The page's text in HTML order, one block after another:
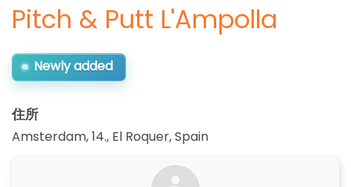
Pitch & Putt L'Ampolla
Newly added
住所
Amsterdam, 14., El Roquer,Spain